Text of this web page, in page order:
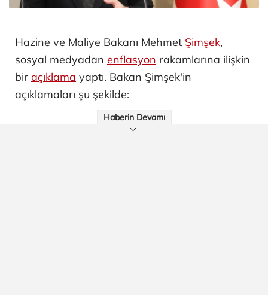
Hazine ve Maliye Bakanı Mehmet Şimşek,
sosyal medyadan enflasyon rakamlarına ilişkin
bir açıklama yaptı. Bakan Şimşek'in
açıklamaları şu şekilde:
Haberin Devamı